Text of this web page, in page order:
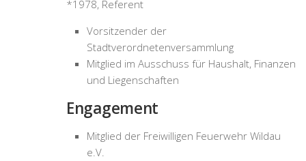
*1978, Referent
Vorsitzender der
Stadtverordnetenversammlung
Mitglied im Ausschuss für Haushalt, Finanzen
und Liegenschaften
Engagement
Mitglied der Freiwilligen Feuerwehr Wildau
e.V.